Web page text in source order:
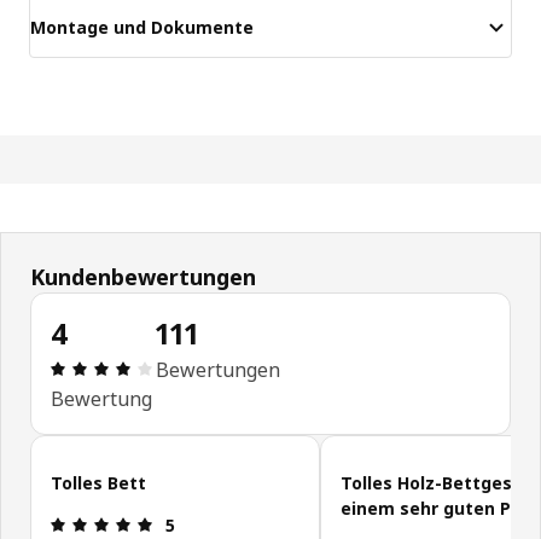
Montage und Dokumente
Kundenbewertungen
4
Produktbewertung: 4 von 5 Sterne Alle
Bewertung
111
Bewertungen
Kundenbewertungen überspringen
Tolles Bett
Produktbewertung: 5 von 5 Sterne
5
Tolles Holz-
einem sehr guten PLV